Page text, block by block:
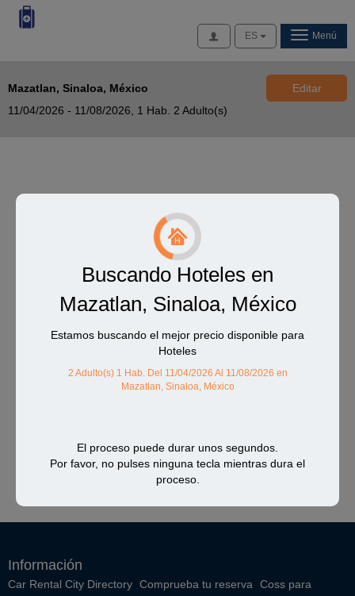
AccesoES Menú
Mazatlan, Sinaloa, México
11/04/2026 - 11/08/2026,
1 Hab. 2 Adulto(s)
Editar
Buscando Hoteles en
Mazatlan, Sinaloa, México
Estamos buscando el mejor precio disponible para
Hoteles
2 Adulto(s) 1 Hab. Del 11/04/2026 Al 11/08/2026 en
Mazatlan, Sinaloa, México
El proceso puede durar unos segundos.
Por favor, no pulses ninguna tecla mientras dura el
proceso.
Información
Car Rental City Directory Comprueba tu reserva
Coss para